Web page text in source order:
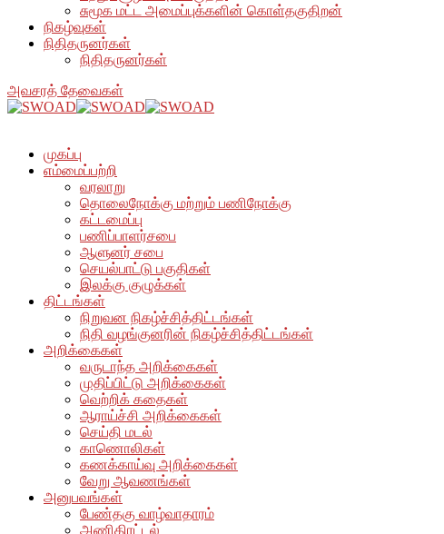
சுமூக மட்ட அமைப்புக்களின் கொள்தகுதிறன்
நிகழ்வுகள்
நிதிதருனர்கள்
நிதிதருனர்கள்
அவசரத் தேவைகள்
முகப்பு
எம்மைப்பற்றி
வரலாறு
தொலைநோக்கு மற்றும் பணிநோக்கு
கட்டமைப்பு
பணிப்பாளர்சபை
ஆளுனர் சபை
செயல்பாட்டு பகுதிகள்
இலக்கு குழுக்கள்
திட்டங்கள்
நிறுவன நிகழ்ச்சித்திட்டங்கள்
நிதி வழங்குனரின் நிகழ்ச்சித்திட்டங்கள்
அறிக்கைகள்
வருடாந்த அறிக்கைகள்
முதிப்பிட்டு அறிக்கைகள்
வெற்றிக் கதைகள்
ஆராய்ச்சி அறிக்கைகள்
செய்தி மடல்
காணொலிகள்
கணக்காய்வு அறிக்கைகள்
வேறு ஆவணங்கள்
அனுபவங்கள்
பேண்தகு வாழ்வாதாரம்
அணிதிரட்டல்